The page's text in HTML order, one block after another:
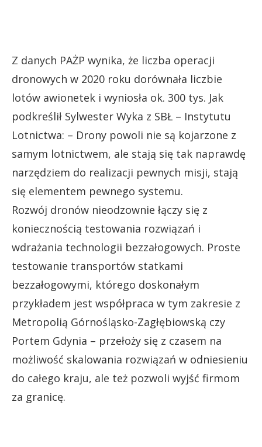
Z danych PAŻP wynika, że liczba operacji
dronowych w 2020 roku dorównała liczbie
lotów awionetek i wyniosła ok. 300 tys. Jak
podkreślił Sylwester Wyka z SBŁ – Instytutu
Lotnictwa: – Drony powoli nie są kojarzone z
samym lotnictwem, ale stają się tak naprawdę
narzędziem do realizacji pewnych misji, stają
się elementem pewnego systemu.
Rozwój dronów nieodzownie łączy się z
koniecznością testowania rozwiązań i
wdrażania technologii bezzałogowych. Proste
testowanie transportów statkami
bezzałogowymi, którego doskonałym
przykładem jest współpraca w tym zakresie z
Metropolią Górnośląsko-Zagłębiowską czy
Portem Gdynia – przełoży się z czasem na
możliwość skalowania rozwiązań w odniesieniu
do całego kraju, ale też pozwoli wyjść firmom
za granicę.